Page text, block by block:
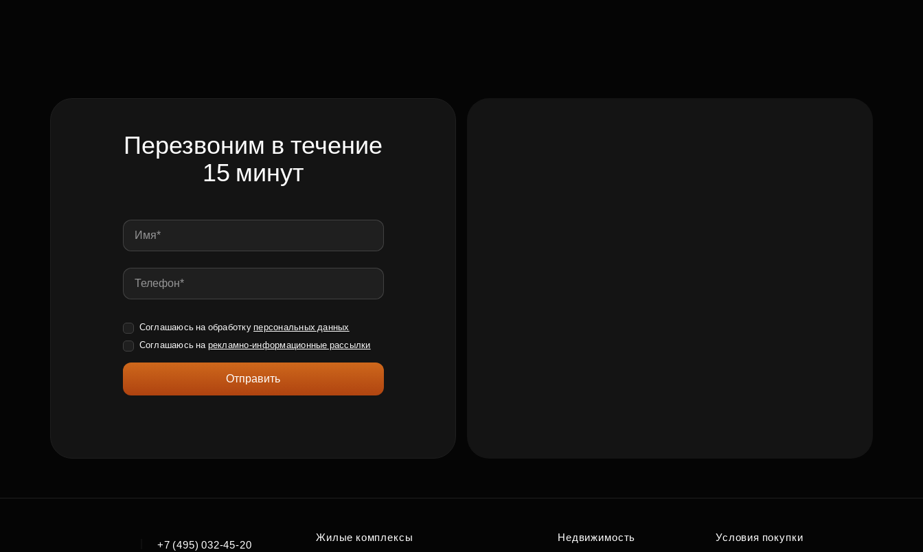
Перезвоним в течение
15 минут
Соглашаюсь на обработку персональных данных
Соглашаюсь на рекламно-информационные рассылки
Отправить
+7 (495) 032-45-20
Жилые комплексы Недвижимость Условия покупки